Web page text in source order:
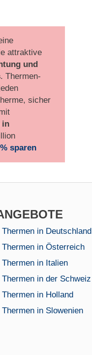
attraktive
und
. Thermen-
sicher
in
sparen
Thermen in Deutschland
Thermen in Österreich
Thermen in Italien
Thermen in der Schweiz
Thermen in Holland
Thermen in Slowenien